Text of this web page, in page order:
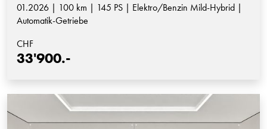
01.2026 | 100 km | 145 PS | Elektro/Benzin Mild-Hybrid |
Automatik-Getriebe
CHF
33'900.-